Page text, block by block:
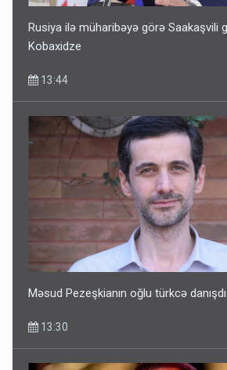
Rusiya ilə müharibəyə görə Saakaşvili
Kobaxidze
13:44
Məsud Pezeşkianın oğlu türkcə
13:30